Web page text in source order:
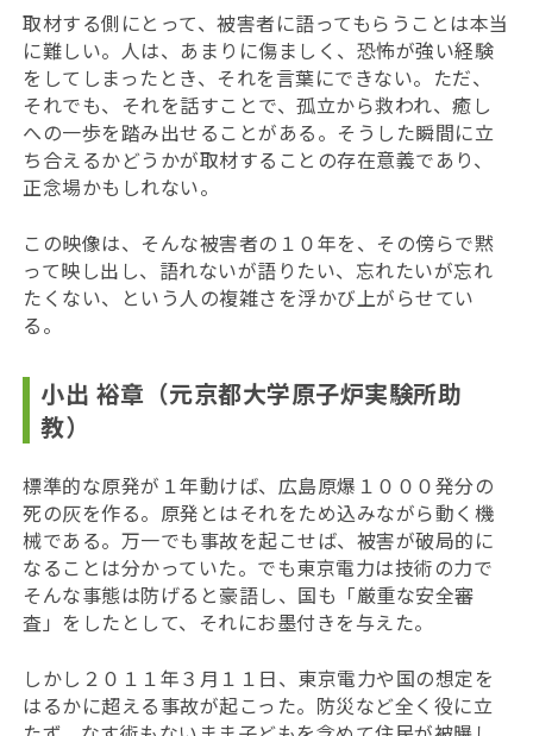
取材する側にとって、被害者に語ってもらうことは本当
に難しい。人は、あまりに傷ましく、恐怖が強い経験
をしてしまったとき、それを言葉にできない。ただ、
それでも、それを話すことで、孤立から救われ、癒し
への一歩を踏み出せることがある。そうした瞬間に立
ち合えるかどうかが取材することの存在意義であり、
正念場かもしれない。
この映像は、そんな被害者の１０年を、その傍らで黙
って映し出し、語れないが語りたい、忘れたいが忘れ
たくない、という人の複雑さを浮かび上がらせてい
る。
小出 裕章（元京都大学原子炉実験所助
教）
標準的な原発が１年動けば、広島原爆１０００発分の
死の灰を作る。原発とはそれをため込みながら動く機
械である。万一でも事故を起こせば、被害が破局的に
なることは分かっていた。でも東京電力は技術の力で
そんな事態は防げると豪語し、国も「厳重な安全審
査」をしたとして、それにお墨付きを与えた。
しかし２０１１年３月１１日、東京電力や国の想定を
はるかに超える事故が起こった。防災など全く役に立